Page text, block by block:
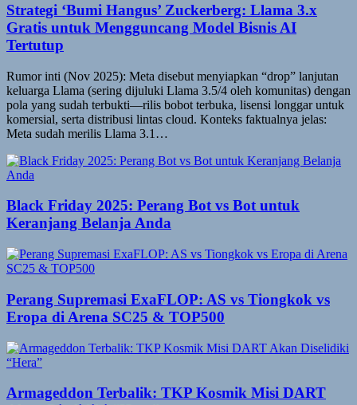
Strategi ‘Bumi Hangus’ Zuckerberg: Llama 3.x
Gratis untuk Mengguncang Model Bisnis AI
Tertutup
Rumor inti (Nov 2025): Meta disebut menyiapkan “drop” lanjutan
keluarga Llama (sering dijuluki Llama 3.5/4 oleh komunitas) dengan
pola yang sudah terbukti—rilis bobot terbuka, lisensi longgar untuk
komersial, serta distribusi lintas cloud. Konteks faktualnya jelas:
Meta sudah merilis Llama 3.1…
Black Friday 2025: Perang Bot vs Bot untuk
Keranjang Belanja Anda
Perang Supremasi ExaFLOP: AS vs Tiongkok vs
Eropa di Arena SC25 & TOP500
Armageddon Terbalik: TKP Kosmik Misi DART